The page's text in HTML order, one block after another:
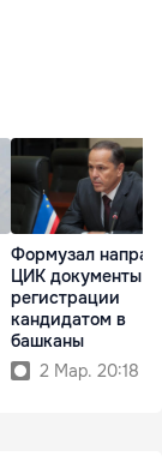
Формузал
ЦИК документы о
регистрации
кандидатом в
башканы
2 Мар. 20:18